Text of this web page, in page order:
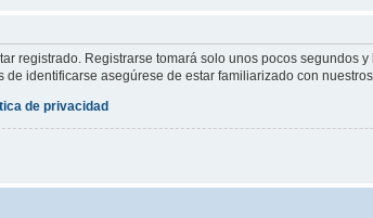
registrado. Registrarse tomará solo unos pocos
de identificarse asegúrese de estar familiarizado con
de privacidad